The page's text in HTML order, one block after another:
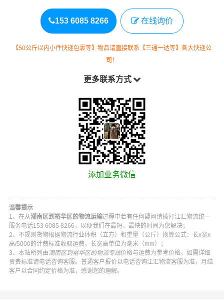
153 6085 8266 在线询价
【50公斤以内小件快递包裹等】物品请直接联系【三通一达等】各大快递公
司！
更多联系方式
添加业务微信
温馨提示
1、在从潮南区到裕华区的物流运输过程中若有任何疑问请拨打 江汇物流统一
服务电话153 6085 8266 ，以便我们在最短，最快的时间为您解决；
2、不规则货物根据物流行业体积（立方）和重量（公斤）换算公式：长x宽x
高/5000的计费标准收取运费，长宽高单位为毫米（mm）；
3、本站所列由潮南区到裕华区的物流专线价格与运费为参考价格，如需详细
资费标准请电话咨询客服。普通客户报价以电话咨询江汇物流客服为准，月结
客户以合同约定价格为准，感谢您的理解。